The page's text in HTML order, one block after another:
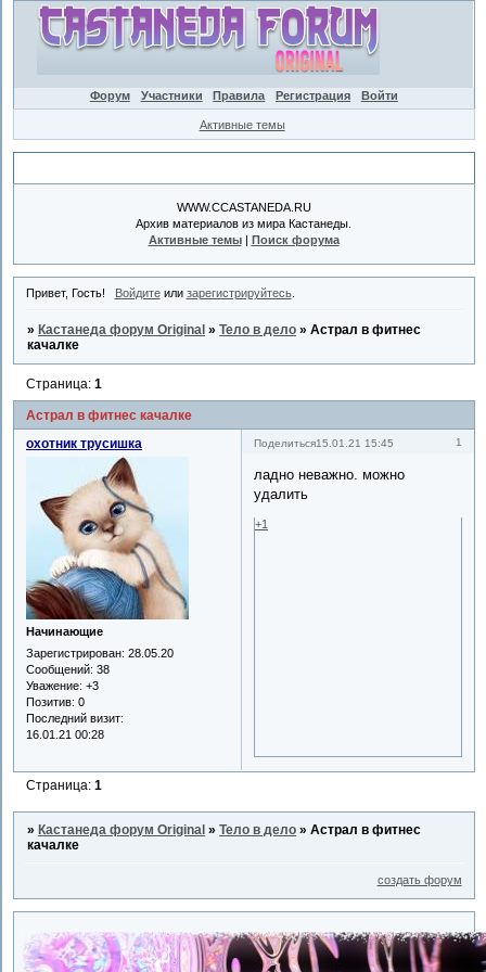
Форум Участники Правила Регистрация Войти
Активные темы
WWW.CCASTANEDA.RU
Архив материалов из мира Кастанеды.
Активные темы| Поиск форума
Привет, Гость! Войдитеили зарегистрируйтесь.
» Кастанеда форум Original »Тело в дело »Астрал в фитнес
качалке
Астрал в фитнес качалке
Страница:1
Поделиться 1
15.01.21 15:45
охотник трусишка
Начинающие
Зарегистрирован: 28.05.20
Сообщений: 38
Уважение: +3
Позитив: 0
Последний визит:
16.01.21 00:28
ладно неважно. можно
удалить
+1
Страница:1
» Кастанеда форум Original »Тело в дело »Астрал в фитнес
качалке
создать форум